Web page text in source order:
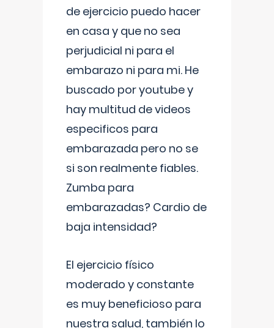
de ejercicio puedo hacer
en casa y que no sea
perjudicial ni para el
embarazo ni para mi. He
buscado por youtube y
hay multitud de videos
especificos para
embarazada pero no se
si son realmente fiables.
Zumba para
embarazadas? Cardio de
baja intensidad?
El ejercicio físico
moderado y constante
es muy beneficioso para
nuestra salud, también lo